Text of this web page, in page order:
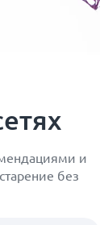
и
без